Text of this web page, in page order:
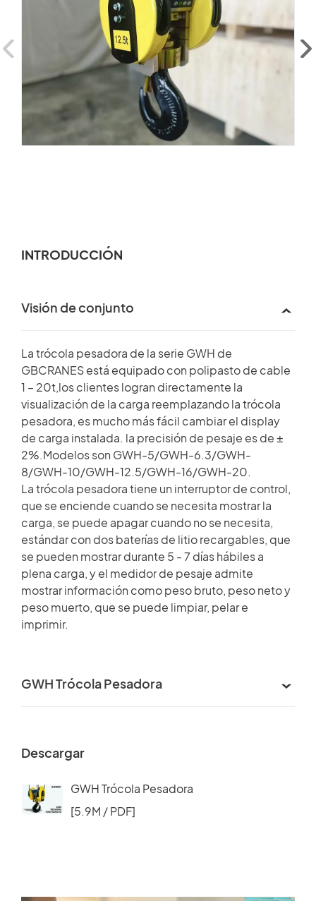
INTRODUCCIÓN
Visión de conjunto
La trócola pesadora de la serie GWH de
GBCRANES está equipado con polipasto de cable
1 – 20t,los clientes logran directamente la
visualización de la carga reemplazando la trócola
pesadora, es mucho más fácil cambiar el display
de carga instalada. la precisión de pesaje es de ±
2%.Modelos son GWH-5/GWH-6.3/GWH-
8/GWH-10/GWH-12.5/GWH-16/GWH-20.
La trócola pesadora tiene un interruptor de control,
que se enciende cuando se necesita mostrar la
carga, se puede apagar cuando no se necesita,
estándar con dos baterías de litio recargables, que
se pueden mostrar durante 5 - 7 días hábiles a
plena carga, y el medidor de pesaje admite
mostrar información como peso bruto, peso neto y
peso muerto, que se puede limpiar, pelar e
imprimir.
GWH Trócola Pesadora
Descargar
GWH Trócola Pesadora
[5.9M / PDF]